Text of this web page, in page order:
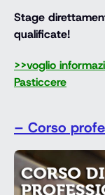
Stage
qualificate!
>>voglio
Pasticcere
– Corso